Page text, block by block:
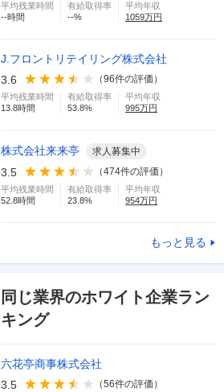
平均残業時間
--時間
有給取得率
--%
平均年収
1059万円
J.フロントリテイリング株式会社
3.6
（96件の評価）
平均残業時間
13.8時間
有給取得率
53.8%
平均年収
995万円
株式会社来来亭 求人募集中
3.5 （474件の評価）
平均残業時間
52.8時間
有給取得率
23.8%
平均年収
954万円
もっと見る
同じ業界のホワイト企業ラン
キング
六花亭商事株式会社
3.5
（56件の評価）